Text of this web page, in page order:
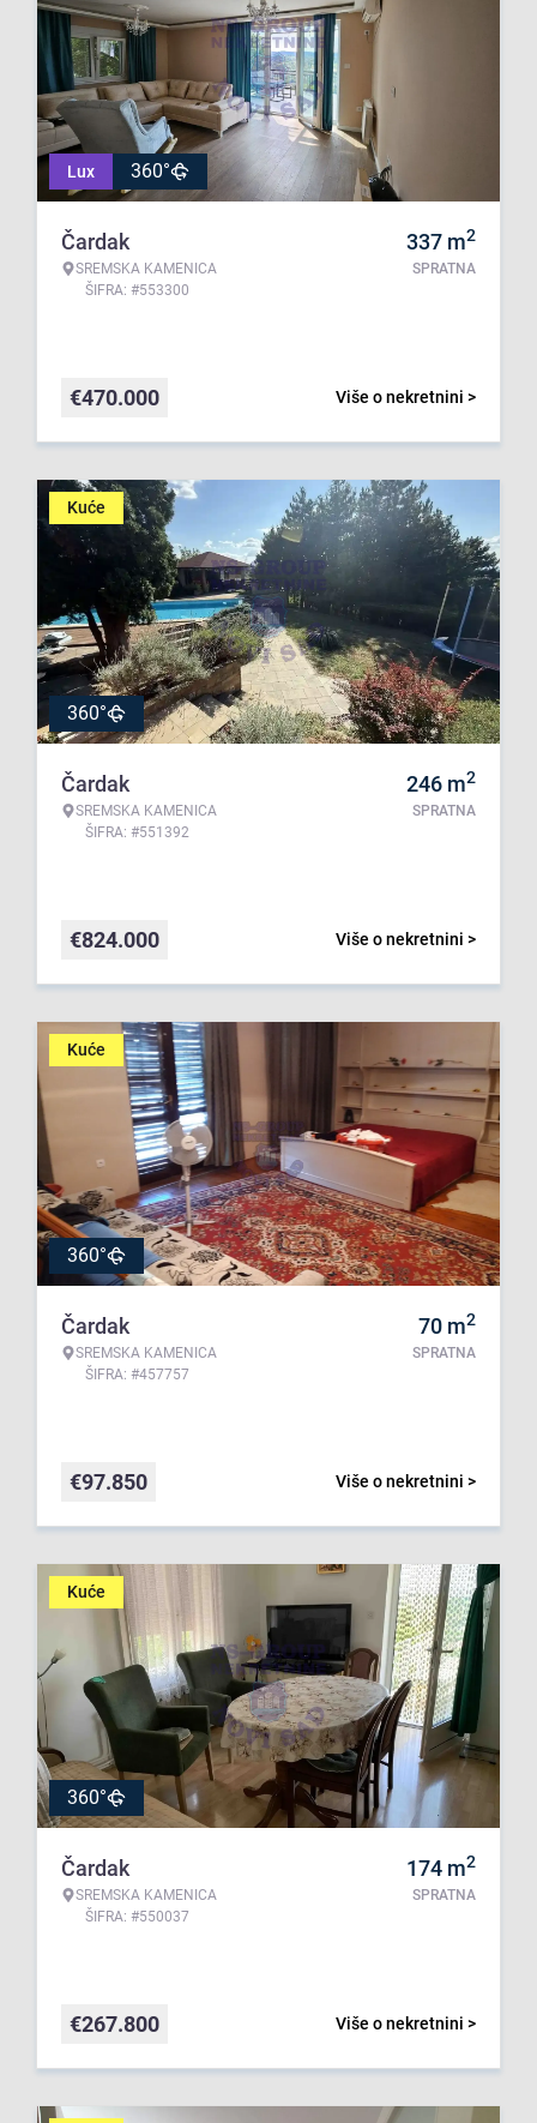
Lux 360°
Čardak
SREMSKA KAMENICA
ŠIFRA: #553300
337 m2
SPRATNA
Više o nekretnini >
€470.000
Kuće
360°
Čardak
SREMSKA KAMENICA
ŠIFRA: #551392
246 m2
SPRATNA
Više o nekretnini >
€824.000
Kuće
360°
Čardak
SREMSKA KAMENICA
ŠIFRA: #457757
70 m2
SPRATNA
Više o nekretnini >
€97.850
Kuće
360°
Čardak
SREMSKA KAMENICA
ŠIFRA: #550037
174 m2
SPRATNA
Više o nekretnini >
€267.800